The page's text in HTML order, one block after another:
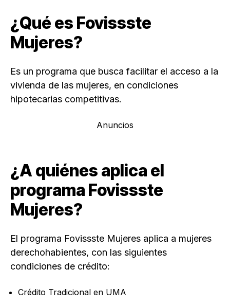
¿Qué es Fovissste
Mujeres?
Es un programa que busca facilitar el acceso a la
vivienda de las mujeres, en condiciones
hipotecarias competitivas.
Anuncios
¿A quiénes aplica el
programa Fovissste
Mujeres?
El programa Fovissste Mujeres aplica a mujeres
derechohabientes, con las siguientes
condiciones de crédito:
Crédito Tradicional en UMA